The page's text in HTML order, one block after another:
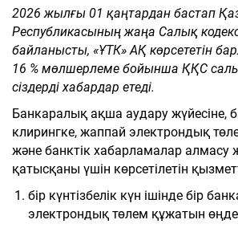
2026 жылғы 01 қаңтардан бастап
Республикасының жаңа Салық
байланысты, «ҰТК» АҚ көрсететін
16 % мөлшерлеме бойынша ҚҚС
сіздерді хабардар етеді.
Банкаралық ақша аудару жүйесіне,
клирингке, жаппай электрондық
және банктік хабарламалар алмасу
қатысқаны үшін көрсетілетін
бір күнтізбелік күн ішінде бір
электрондық төлем құжатын